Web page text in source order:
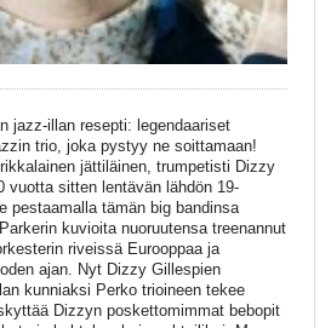
jazz-illan resepti: legendaariset
trio, joka pystyy ne soittamaan!
jättiläinen, trumpetisti Dizzy
vuotta sitten lentävän lähdön 19-
pestaamalla tämän big bandinsa
kuvioita nuoruutensa treenannut
riveissä Eurooppaa ja
ajan. Nyt Dizzy Gillespien
kunniaksi Perko trioineen tekee
Dizzyn poskettomimmat bebopit